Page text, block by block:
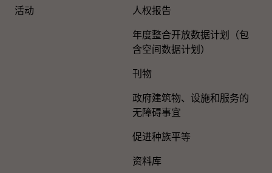
活动 人权报告
年度整合开放数据计划（包
含空间数据计划）
刊物
政府建筑物、设施和服务的
无障碍事宜
促进种族平等
资料库